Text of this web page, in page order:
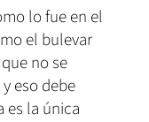
lo fue en el
el bulevar
no se
eso debe
es la única